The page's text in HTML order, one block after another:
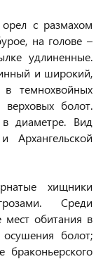
с размахом
на голове –
удлиненные.
и широкий,
в темнохвойных
болот.
диаметре. Вид
хищники
Среди
обитания в
болот;
браконьерского